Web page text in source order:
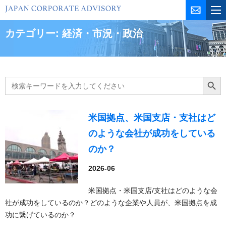
コ
テ
ス
カテゴリー: 経済・市況・政治
Search
for:
Search
米国拠点、米国支店・支社はど
のような会社が成功をしている
のか？
2026-06
米国拠点・米国支店/支社はどのような会
社が成功をしているのか？どのような企業や人員が、米国拠点を成
功に繋げているのか？